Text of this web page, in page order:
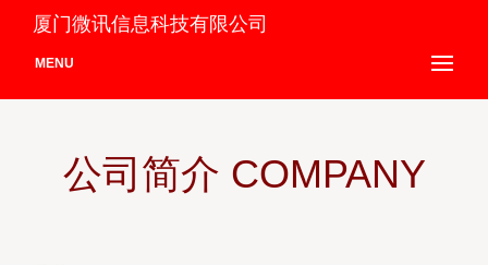
厦门微讯信息科技有限公司
MENU
公司简介 COMPANY